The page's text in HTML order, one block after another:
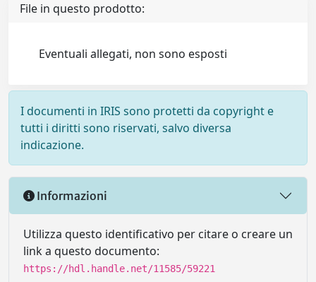
File in questo prodotto:
Eventuali allegati, non sono esposti
I documenti in IRIS sono protetti da copyright e
tutti i diritti sono riservati, salvo diversa
indicazione.
Informazioni
Utilizza questo identificativo per citare o creare un
link a questo documento:
https://hdl.handle.net/11585/59221